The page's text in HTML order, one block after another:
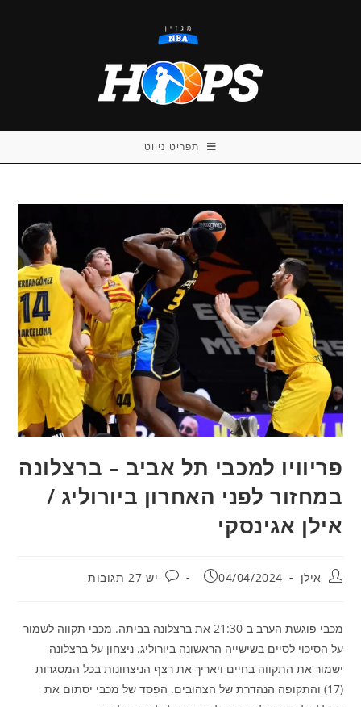
תפריט ניווט
פריוויו למכבי תל אביב – ברצלונה
במחזור לפני האחרון ביורוליג /
אילן אגינסקי
מחבר:אילן פורסם:
04/04/2024 תגובות:
יש 27 תגובות
מכבי פוגשת הערב ב-21:30 את ברצלונה בביתה. מכבי תקווה לשמור
על הסיכוי לסיים בשישייה הראשונה ביורוליג. ניצחון על ברצלונה
ישמור את התקווה בחיים ויאריך את רצף הניצחונות בכל המסגרות
(17) והתקופה הנהדרת של הצהובים. הפסד של מכבי יסתום את